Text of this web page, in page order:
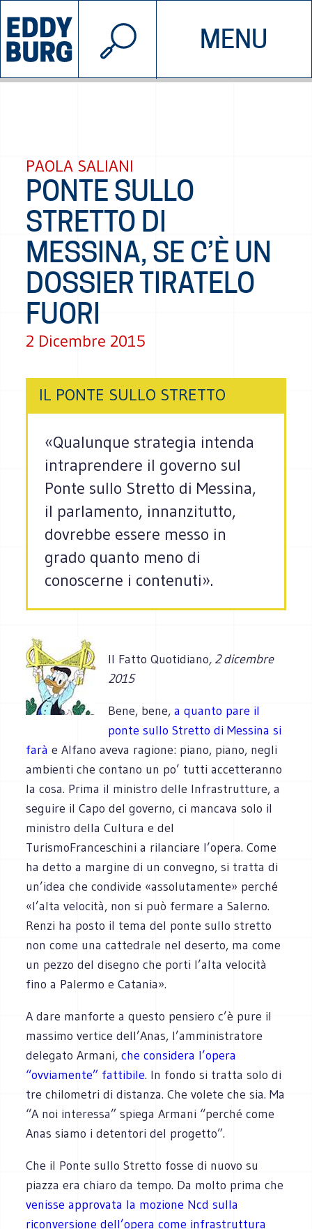
MENU
INIZIATIVE CHI SIAMO
© 2026 EDDYBURG
PAOLA SALIANI
PONTE SULLO
STRETTO DI
MESSINA, SE C’È UN
DOSSIER TIRATELO
FUORI
2 Dicembre 2015
IL PONTE SULLO STRETTO
«Qualunque strategia intenda
intraprendere il governo sul
Ponte sullo Stretto di Messina,
il parlamento, innanzitutto,
dovrebbe essere messo in
grado quanto meno di
conoscerne i contenuti».
Il Fatto Quotidiano, 2 dicembre
2015
Bene, bene,a quanto pare il
ponte sullo Stretto di Messina si
farà e Alfano aveva ragione: piano, piano, negli
ambienti che contano un po’ tutti accetteranno
la cosa. Prima il ministro delle Infrastrutture, a
seguire il Capo del governo, ci mancava solo il
ministro della Cultura e del
TurismoFranceschini a rilanciare l’opera. Come
ha detto a margine di un convegno, si tratta di
un’idea che condivide «assolutamente» perché
«l’alta velocità, non si può fermare a Salerno.
Renzi ha posto il tema del ponte sullo stretto
non come una cattedrale nel deserto, ma come
un pezzo del disegno che porti l’alta velocità
fino a Palermo e Catania».
A dare manforte a questo pensiero c’è pure il
massimo vertice dell’Anas, l’amministratore
delegato Armani,che considera l’opera
“ovviamente” fattibile. In fondo si tratta solo di
tre chilometri di distanza. Che volete che sia. Ma
“A noi interessa” spiega Armani “perché come
Anas siamo i detentori del progetto”.
Che il Ponte sullo Stretto fosse di nuovo su
piazza era chiaro da tempo. Da molto prima che
venisse approvata la mozione Ncd sulla
riconversione dell’opera come infrastruttura